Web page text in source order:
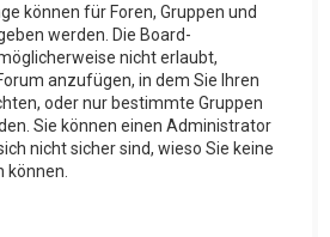
können für Foren, Gruppen und
werden. Die Board-
nicht erlaubt,
anzufügen, in dem Sie Ihren
oder nur bestimmte Gruppen
Sie können einen Administrator
nicht sicher sind, wieso Sie keine